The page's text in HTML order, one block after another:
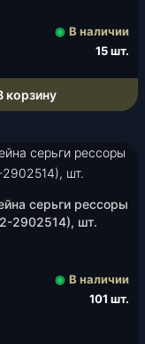
◉ В наличии
15 шт.
корзину
серьги рессоры
2902514), шт.
◉ В наличии
101 шт.